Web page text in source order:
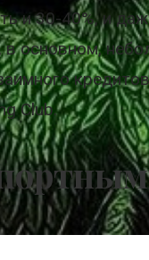
и 30-40%, и
основном,
Club.